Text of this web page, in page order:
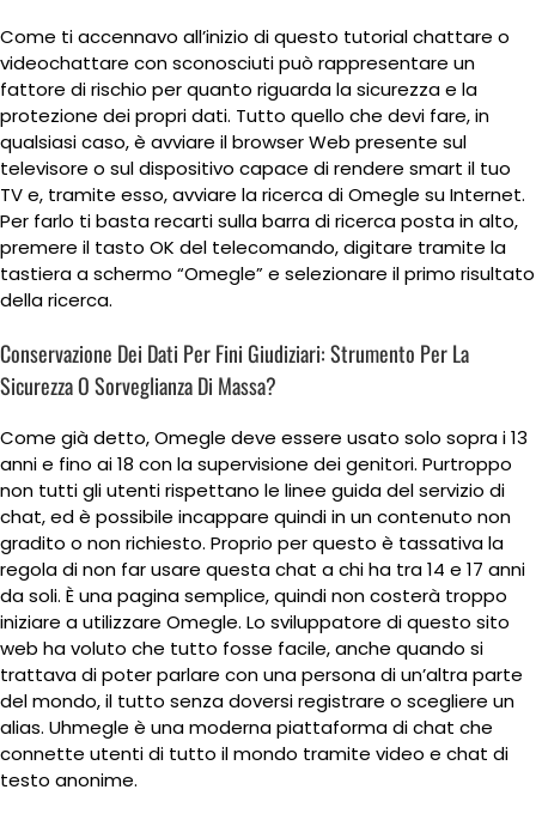
Come ti accennavo all’inizio di questo tutorial chattare o
videochattare con sconosciuti può rappresentare un
fattore di rischio per quanto riguarda la sicurezza e la
protezione dei propri dati. Tutto quello che devi fare, in
qualsiasi caso, è avviare il browser Web presente sul
televisore o sul dispositivo capace di rendere smart il tuo
TV e, tramite esso, avviare la ricerca di Omegle su Internet.
Per farlo ti basta recarti sulla barra di ricerca posta in alto,
premere il tasto OK del telecomando, digitare tramite la
tastiera a schermo “Omegle” e selezionare il primo risultato
della ricerca.
Conservazione Dei Dati Per Fini Giudiziari: Strumento Per La
Sicurezza O Sorveglianza Di Massa?
Come già detto, Omegle deve essere usato solo sopra i 13
anni e fino ai 18 con la supervisione dei genitori. Purtroppo
non tutti gli utenti rispettano le linee guida del servizio di
chat, ed è possibile incappare quindi in un contenuto non
gradito o non richiesto. Proprio per questo è tassativa la
regola di non far usare questa chat a chi ha tra 14 e 17 anni
da soli. È una pagina semplice, quindi non costerà troppo
iniziare a utilizzare Omegle. Lo sviluppatore di questo sito
web ha voluto che tutto fosse facile, anche quando si
trattava di poter parlare con una persona di un’altra parte
del mondo, il tutto senza doversi registrare o scegliere un
alias. Uhmegle è una moderna piattaforma di chat che
connette utenti di tutto il mondo tramite video e chat di
testo anonime.